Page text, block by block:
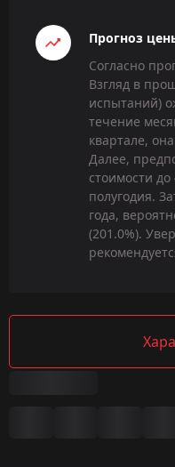
Прогноз
Согласно
Взгляд в
испытаний)
течение
квартале,
Далее,
стоимости до
полугодия.
года,
(201.0%).